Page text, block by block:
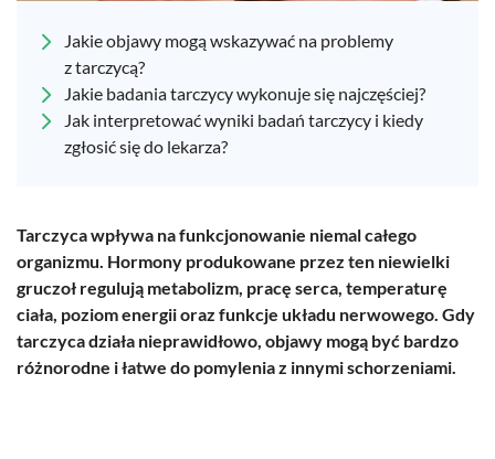
Jakie objawy mogą wskazywać na problemy
z tarczycą?
Jakie badania tarczycy wykonuje się najczęściej?
Jak interpretować wyniki badań tarczycy i kiedy
zgłosić się do lekarza?
Tarczyca wpływa na funkcjonowanie niemal całego
organizmu. Hormony produkowane przez ten niewielki
gruczoł regulują metabolizm, pracę serca, temperaturę
ciała, poziom energii oraz funkcje układu nerwowego. Gdy
tarczyca działa nieprawidłowo, objawy mogą być bardzo
różnorodne i łatwe do pomylenia z innymi schorzeniami.